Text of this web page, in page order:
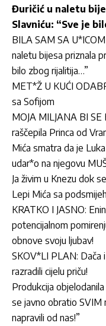
Đuričić u naletu
Slavniću: “Sve je
BILA SAM SA
naletu bijesa priznala
bilo zbog rijalitija…”
MET*Ž U KUĆI
sa Sofijom
MOJA MILJANA BI SE
raščepila Princa od
Mića smatra da je
udar*o na njegovu
Ja živim u Knezu dok
Lepi Mića sa
KRATKO I JASNO:
potencijalnom
obnove svoju ljubav!
SKOV*LI PLAN: Dača
razradili cijelu priču!
Produkcija
se javno obratio SVIM
napravili od nas!”